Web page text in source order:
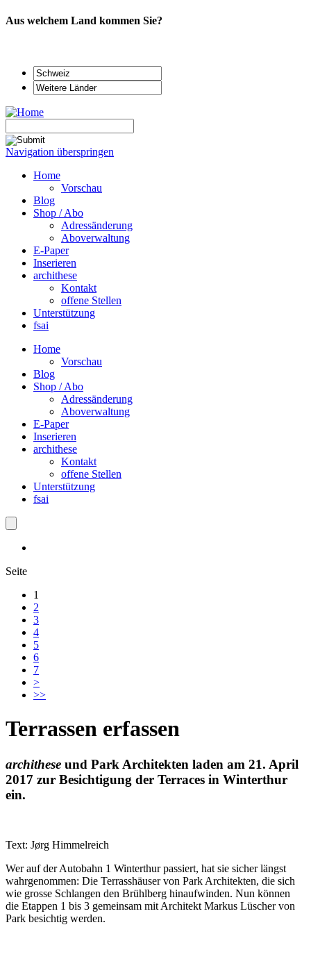
Aus welchem Land kommen Sie?
Navigation überspringen
Home
Vorschau
Blog
Shop / Abo
Adressänderung
Aboverwaltung
E-Paper
Inserieren
archithese
Kontakt
offene Stellen
Unterstützung
fsai
Home
Vorschau
Blog
Shop / Abo
Adressänderung
Aboverwaltung
E-Paper
Inserieren
archithese
Kontakt
offene Stellen
Unterstützung
fsai
Seite
1
2
3
4
5
6
7
>
>>
Terrassen erfassen
archithese und Park Architekten laden am 21. April
2017 zur Besichtigung der Terraces in Winterthur
ein.
Text: Jørg Himmelreich
Wer auf der Autobahn 1 Winterthur passiert, hat sie sicher längst
wahrgenommen: Die Terrasshäuser von Park Architekten, die sich
wie grosse Schlangen den Brühlberg hinaufwinden. Nun können
die Etappen 1 bis 3 gemeinsam mit Architekt Markus Lüscher von
Park besichtig werden.